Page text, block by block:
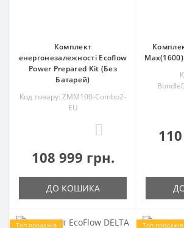
Комплект
енергонезалежності Ecoflow
Power Prepared Kit (Без
Батарей)
Код товару: ZMM100-Combo2-
EU
108 999 грн.
ДО КОШИКА
Топ продажів Топ продажів